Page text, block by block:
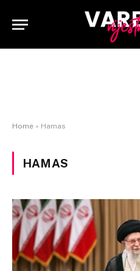
Home » Hamas
HAMAS